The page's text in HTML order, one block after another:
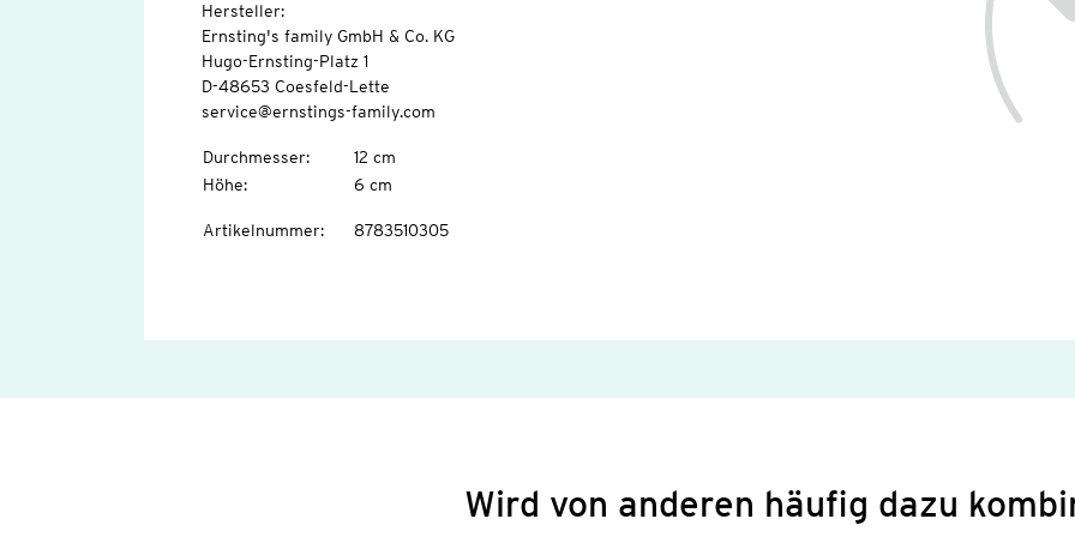
Hersteller:
Ernsting's family GmbH & Co. KG
Hugo-Ernsting-Platz 1
D-48653 Coesfeld-Lette
service@ernstings-family.com
Durchmesser:
12 cm
Höhe: 6 cm
Artikelnummer: 8783510305
Wird von anderen häufig dazu